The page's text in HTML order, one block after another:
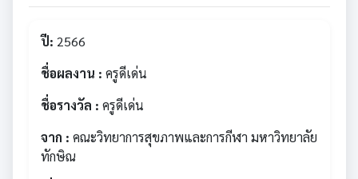
ปี: 2566
ชื่อผลงาน : ครูดีเด่น
ชื่อรางวัล : ครูดีเด่น
จาก : คณะวิทยาการสุขภาพและการกีฬา มหาวิทยาลัย
ทักษิณ